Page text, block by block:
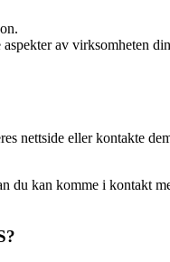
av virksomheten
nettside eller kontakte
du kan komme i kontakt